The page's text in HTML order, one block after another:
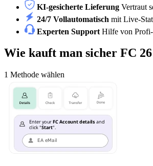
KI-gesicherte Lieferung Vertraut
24/7 Vollautomatisch mit Live-
Experten Support Hilfe von
Wie kauft man sicher FC
1 Methode wählen